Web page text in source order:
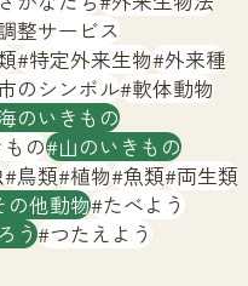
大
センターとは
整サービス
特定外来生物 外来種
のシンボル 軟体動物
のいきもの
の 山のいきもの
鳥類 植物 魚類 両生類
の他動物 たべよう
う つたえよう